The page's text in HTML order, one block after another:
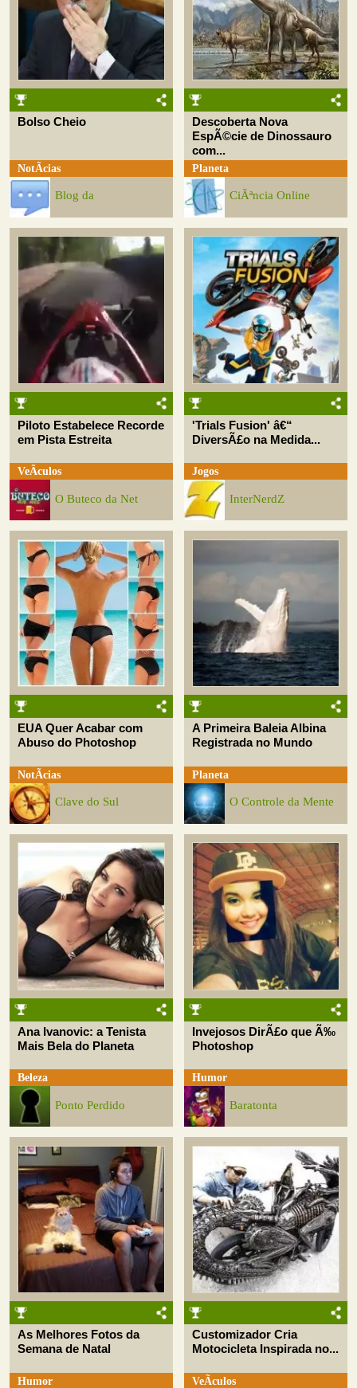
Bolso Cheio
NotÃ­cias
Blog da
Descoberta Nova
EspÃ©cie de Dinossauro
com...
Planeta
CiÃªncia Online
Piloto Estabelece Recorde
em Pista Estreita
VeÃ­culos
O Buteco da Net
'Trials Fusion' â€“
DiversÃ£o na Medida...
Jogos
InterNerdZ
EUA Quer Acabar com
Abuso do Photoshop
NotÃ­cias
Clave do Sul
A Primeira Baleia Albina
Registrada no Mundo
Planeta
O Controle da Mente
Ana Ivanovic: a Tenista
Mais Bela do Planeta
Beleza
Ponto Perdido
Invejosos DirÃ£o que Ã‰
Photoshop
Humor
Baratonta
As Melhores Fotos da
Semana de Natal
Humor
Customizador Cria
Motocicleta Inspirada no...
VeÃ­culos